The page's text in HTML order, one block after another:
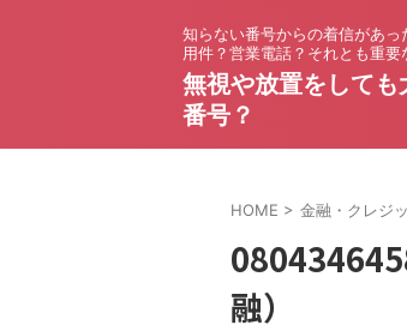
知らない番号からの着信があっ
用件？営業電話？それとも重要
無視や放置をしても
番号？
HOME > 金融・クレジ
融）